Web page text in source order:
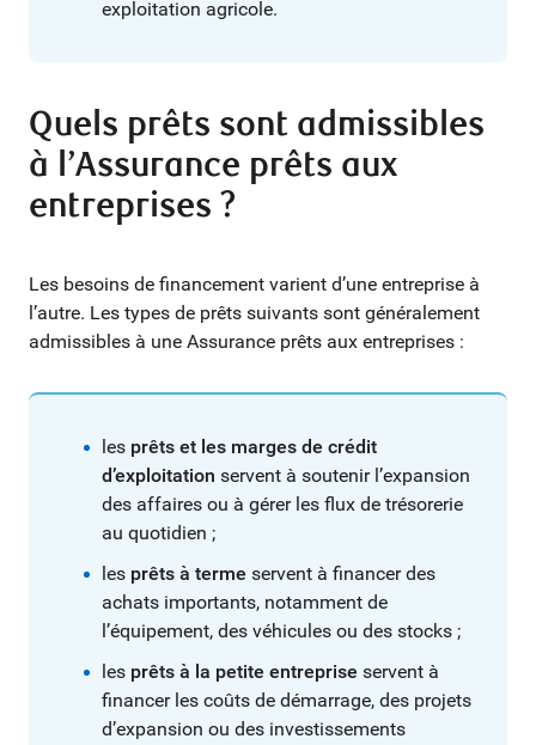
exploitation agricole.
Quels prêts sont admissibles
à l’Assurance prêts aux
entreprises ?
Les besoins de financement varient d’une entreprise à
l’autre. Les types de prêts suivants sont généralement
admissibles à une Assurance prêts aux entreprises :
les prêts et les marges de crédit
d’exploitation servent à soutenir l’expansion
des affaires ou à gérer les flux de trésorerie
au quotidien ;
les prêts à terme servent à financer des
achats importants, notamment de
l’équipement, des véhicules ou des stocks ;
les prêts à la petite entreprise servent à
financer les coûts de démarrage, des projets
d’expansion ou des investissements